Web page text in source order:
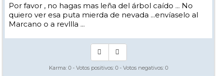
Por favor , no hagas mas leña del árbol caído ... No
quiero ver esa puta mierda de nevada ...envíaselo al
Marcano o a revllla ...
Karma: 0 - Votos positivos: 0 - Votos negativos: 0